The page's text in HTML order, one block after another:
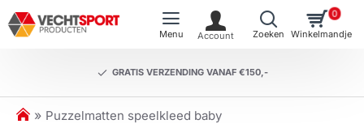
GRATIS VERZENDING VANAF €150,-
0
h
Puzzelmatten speelkleed baby